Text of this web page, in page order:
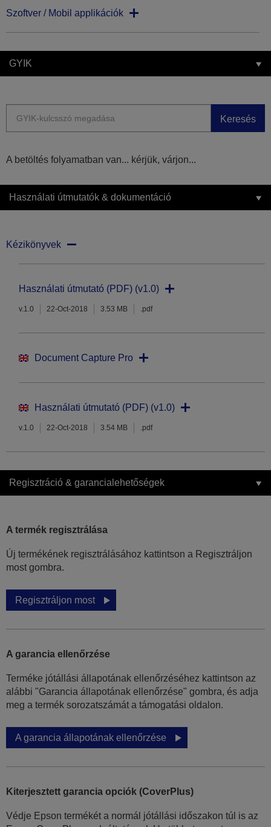
Szoftver / Mobil applikációk
GYIK
Keresés
A betöltés folyamatban van... kérjük, várjon...
Használati útmutatók & dokumentáció
Kézikönyvek
Használati útmutató (PDF) (v1.0)
v.1.0 22-Oct-2018 3.53 MB .pdf
Document Capture Pro
Használati útmutató (PDF) (v1.0)
v.1.0 22-Oct-2018 3.54 MB .pdf
Regisztráció & garancialehetőségek
A termék regisztrálása
Új termékének regisztrálásához kattintson a Regisztráljon
most gombra.
Regisztráljon most
A garancia ellenőrzése
Terméke jótállási állapotának ellenőrzéséhez kattintson az
alábbi "Garancia állapotának ellenőrzése" gombra, és adja
meg a termék sorozatszámát a támogatási oldalon.
A garancia állapotának ellenőrzése
Kiterjesztett garancia opciók (CoverPlus)
Védje Epson termékét a normál jótállási időszakon túl is az